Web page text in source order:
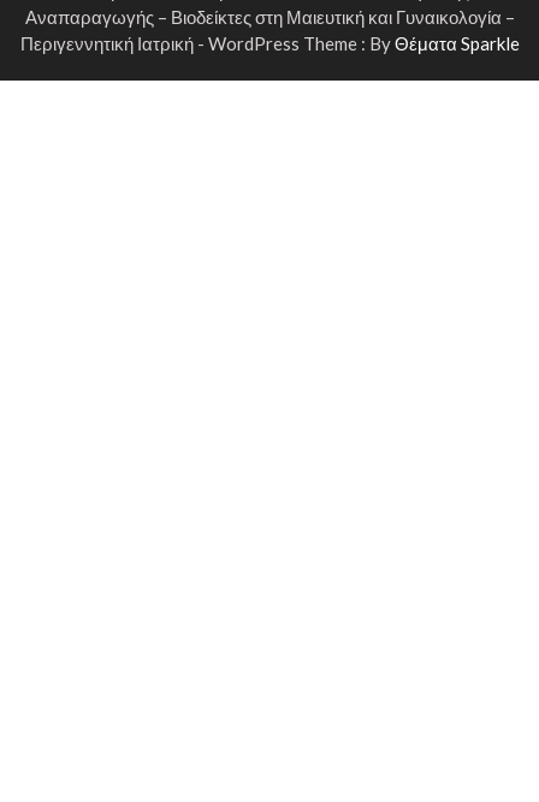
Αναπαραγωγής – Βιοδείκτες στη Μαιευτική και Γυναικολογία –
Περιγεννητική Ιατρική - WordPress Theme : ByΘέματα Sparkle